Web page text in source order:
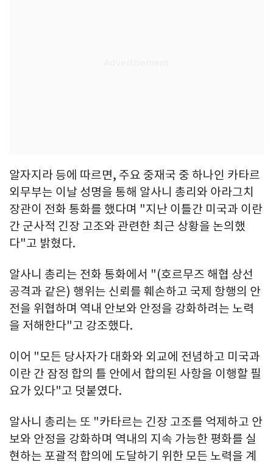
알자지라 등에 따르면, 주요 중재국 중 하나인 카타르
외무부는 이날 성명을 통해 알사니 총리와 아라그치
장관이 전화 통화를 했다며 "지난 이틀간 미국과 이란
간 군사적 긴장 고조와 관련한 최근 상황을 논의했
다"고 밝혔다.
알사니 총리는 전화 통화에서 "(호르무즈 해협 상선
공격과 같은) 행위는 신뢰를 훼손하고 국제 항행의 안
전을 위협하며 역내 안보와 안정을 강화하려는 노력
을 저해한다"고 강조했다.
이어 "모든 당사자가 대화와 외교에 전념하고 미국과
이란 간 잠정 합의 틀 안에서 합의된 사항을 이행할 필
요가 있다"고 덧붙였다.
알사니 총리는 또 "카타르는 긴장 고조를 억제하고 안
보와 안정을 강화하며 역내의 지속 가능한 평화를 실
현하는 포괄적 합의에 도달하기 위한 모든 노력을 계